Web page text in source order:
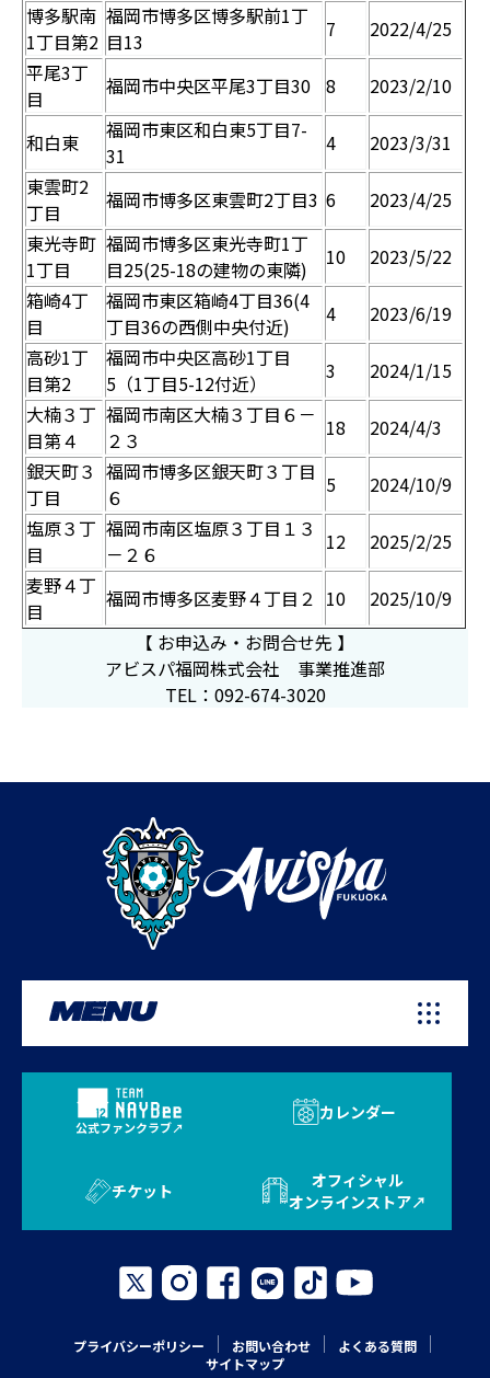
博多駅南
1丁目第2
福岡市博多区博多駅前1丁
目13
7
2022/4/25
平尾3丁
目
福岡市中央区平尾3丁目30 8 2023/2/10
和白東
福岡市東区和白東5丁目7-
31
4
2023/3/31
東雲町2
丁目
福岡市博多区東雲町2丁目3 6
2023/4/25
東光寺町
1丁目
福岡市博多区東光寺町1丁
目25(25-18の建物の東隣)
10
2023/5/22
箱崎4丁
目
福岡市東区箱崎4丁目36(4
丁目36の西側中央付近)
4
2023/6/19
高砂1丁
目第2
福岡市中央区高砂1丁目
5（1丁目5-12付近）
3
2024/1/15
大楠３丁
目第４
福岡市南区大楠３丁目６－
２３
18
2024/4/3
銀天町３
丁目
福岡市博多区銀天町３丁目
６
5
2024/10/9
塩原３丁
目
福岡市南区塩原３丁目１３
－２６
12
2025/2/25
麦野４丁
目
福岡市博多区麦野４丁目２ 10
2025/10/9
【 お申込み・お問合せ先 】
アビスパ福岡株式会社 事業推進部
TEL： 092-674-3020
MENU
公式ファンクラブ
カレンダー
チケット
オフィシャル
オンラインストア
プライバシーポリシー お問い合わせ
よくある質問
サイトマップ